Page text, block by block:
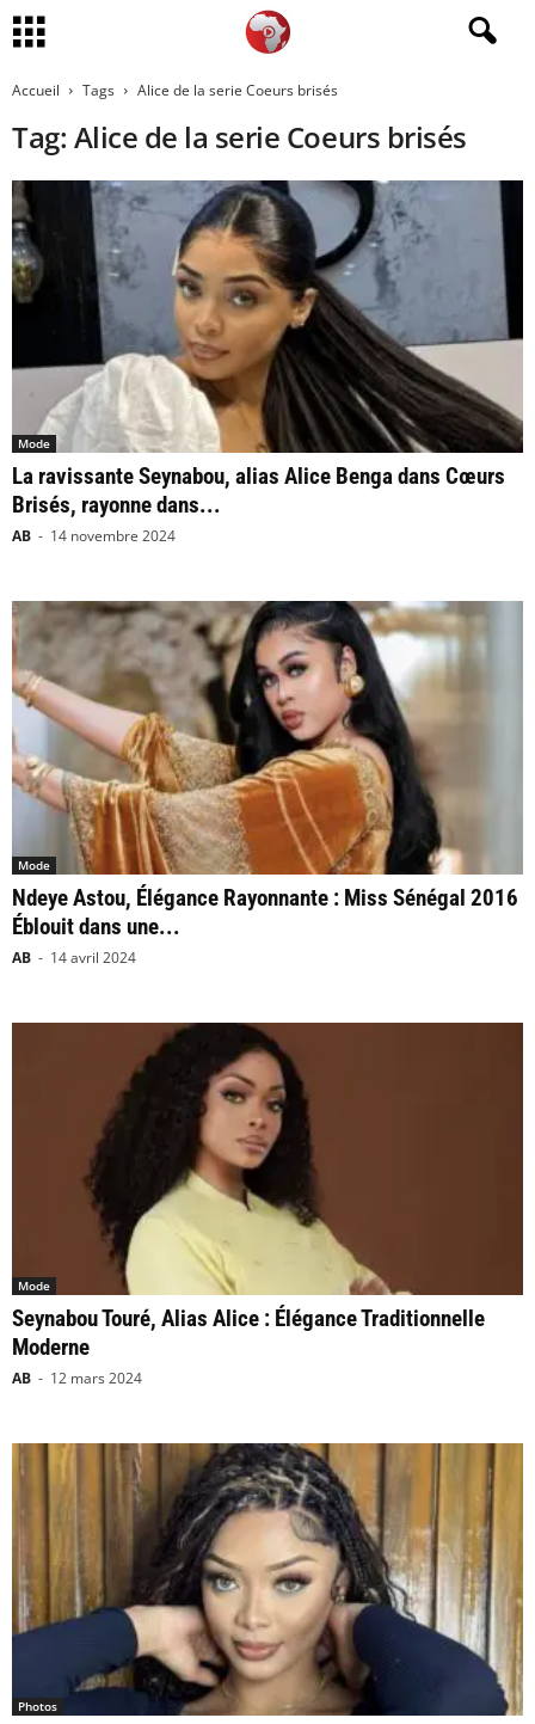
Accueil Tags Alice de la serie Coeurs brisés
Tag: Alice de la serie Coeurs brisés
Mode
La ravissante Seynabou, alias Alice Benga dans Cœurs
Brisés, rayonne dans...
AB - 14 novembre 2024
Mode
Ndeye Astou, Élégance Rayonnante : Miss Sénégal 2016
Éblouit dans une...
AB - 14 avril 2024
Mode
Seynabou Touré, Alias Alice : Élégance Traditionnelle
Moderne
AB - 12 mars 2024
Photos